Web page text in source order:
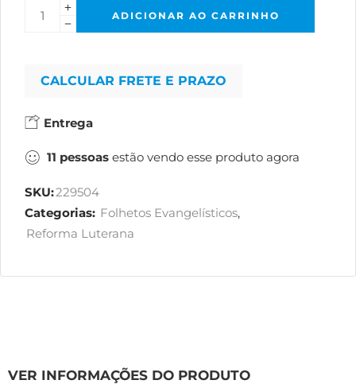
ADICIONAR AO CARRINHO
CALCULAR FRETE E PRAZO
Entrega
11 pessoas estão vendo esse produto agora
SKU:229504
Categorias: Folhetos Evangelísticos,
Reforma Luterana
VER INFORMAÇÕES DO PRODUTO